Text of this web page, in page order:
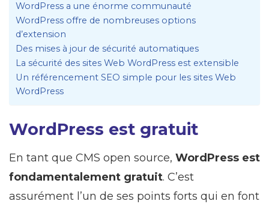
WordPress a une énorme communauté
WordPress offre de nombreuses options
d’extension
Des mises à jour de sécurité automatiques
La sécurité des sites Web WordPress est extensible
Un référencement SEO simple pour les sites Web
WordPress
WordPress est gratuit
En tant que CMS open source, WordPress est
fondamentalement gratuit. C’est
assurément l’un de ses points forts qui en font